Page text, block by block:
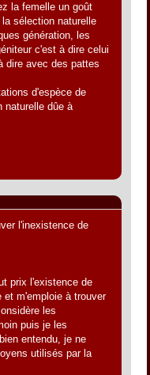
la femelle un goût
sélection naturelle
génération, les
c'est à dire celui
dire avec des pattes
d'espèce de
naturelle dûe à
l'inexistence de
prix l'existence de
et m'emploie à trouver
les
puis je les
entendu, je ne
utilisés par la